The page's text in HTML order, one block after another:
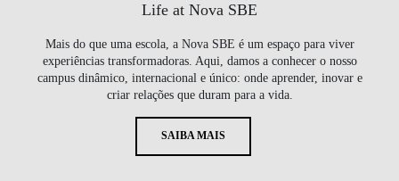
Life at Nova SBE
Mais do que uma escola, a Nova SBE é um espaço para viver
experiências transformadoras. Aqui, damos a conhecer o nosso
campus dinâmico, internacional e único: onde aprender, inovar e
criar relações que duram para a vida.
SAIBA MAIS